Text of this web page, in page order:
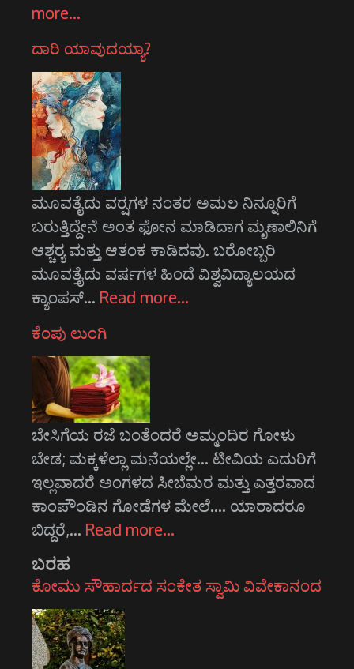
more…
ದಾರಿ ಯಾವುದಯ್ಯಾ?
ಮೂವತೈದು ವರ್‍ಷಗಳ ನಂತರ ಅಮಲ ನಿನ್ನೂರಿಗೆ
ಬರುತ್ತಿದ್ದೇನೆ ಅಂತ ಫೋನ ಮಾಡಿದಾಗ ಮೃಣಾಲಿನಿಗೆ
ಆಶ್ಚರ್‍ಯ ಮತ್ತು ಆತಂಕ ಕಾಡಿದವು. ಬರೋಬ್ಬರಿ
ಮೂವತ್ತೈದು ವರ್ಷಗಳ ಹಿಂದೆ ವಿಶ್ವವಿದ್ಯಾಲಯದ
ಕ್ಯಾಂಪಸ್… Read more…
ಕೆಂಪು ಲುಂಗಿ
ಬೇಸಿಗೆಯ ರಜೆ ಬಂತೆಂದರೆ ಅಮ್ಮಂದಿರ ಗೋಳು
ಬೇಡ; ಮಕ್ಕಳೆಲ್ಲಾ ಮನೆಯಲ್ಲೇ... ಟೀವಿಯ ಎದುರಿಗೆ
ಇಲ್ಲವಾದರೆ ಅಂಗಳದ ಸೀಬೆಮರ ಮತ್ತು ಎತ್ತರವಾದ
ಕಾಂಪೌಂಡಿನ ಗೋಡೆಗಳ ಮೇಲೆ.... ಯಾರಾದರೂ
ಬಿದ್ದರೆ,… Read more…
ಬರಹ
ಕೋಮು ಸೌಹಾರ್ದದ ಸಂಕೇತ ಸ್ವಾಮಿ ವಿವೇಕಾನಂದ